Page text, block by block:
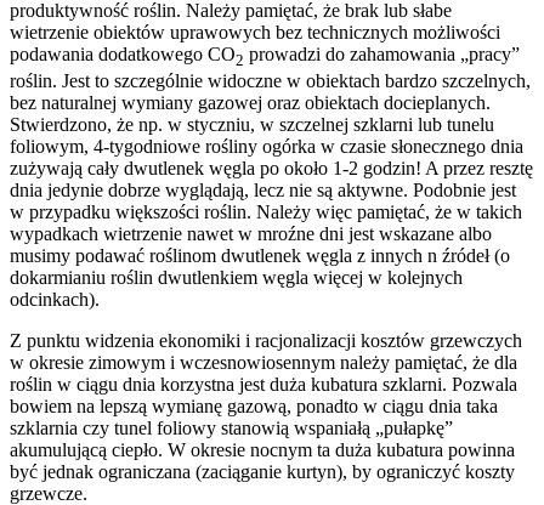
produktywność roślin. Należy pamiętać, że brak lub słabe
wietrzenie obiektów uprawowych bez technicznych możliwości
podawania dodatkowego CO2 prowadzi do zahamowania „pracy”
roślin. Jest to szczególnie widoczne w obiektach bardzo szczelnych,
bez naturalnej wymiany gazowej oraz obiektach docieplanych.
Stwierdzono, że np. w styczniu, w szczelnej szklarni lub tunelu
foliowym, 4-tygodniowe rośliny ogórka w czasie słonecznego dnia
zużywają cały dwutlenek węgla po około 1-2 godzin! A przez resztę
dnia jedynie dobrze wyglądają, lecz nie są aktywne. Podobnie jest
w przypadku większości roślin. Należy więc pamiętać, że w takich
wypadkach wietrzenie nawet w mroźne dni jest wskazane albo
musimy podawać roślinom dwutlenek węgla z innych n źródeł (o
dokarmianiu roślin dwutlenkiem węgla więcej w kolejnych
odcinkach).
Z punktu widzenia ekonomiki i racjonalizacji kosztów grzewczych
w okresie zimowym i wczesnowiosennym należy pamiętać, że dla
roślin w ciągu dnia korzystna jest duża kubatura szklarni. Pozwala
bowiem na lepszą wymianę gazową, ponadto w ciągu dnia taka
szklarnia czy tunel foliowy stanowią wspaniałą „pułapkę”
akumulującą ciepło. W okresie nocnym ta duża kubatura powinna
być jednak ograniczana (zaciąganie kurtyn), by ograniczyć koszty
grzewcze.